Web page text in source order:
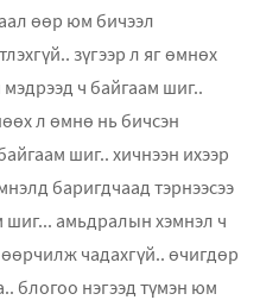
өөр юм бичээл
зүгээр л яг өмнөх
ч байгаам шиг..
л өмнө нь бичсэн
шиг.. хичнээн ихээр
баригдчаад тэрнээсээ
шиг... амьдралын хэмнэл ч
чадахгүй.. өчигдөр
блогоо нэгээд түмэн юм